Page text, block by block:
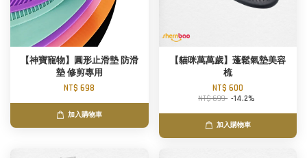
【神寶寵物】圓形止滑墊 防滑
墊 修剪專用
NT$ 698
加入購物車
【貓咪萬萬歲】蓬鬆氣墊美容
梳
NT$ 600
NT$ 699 -14.2%
加入購物車